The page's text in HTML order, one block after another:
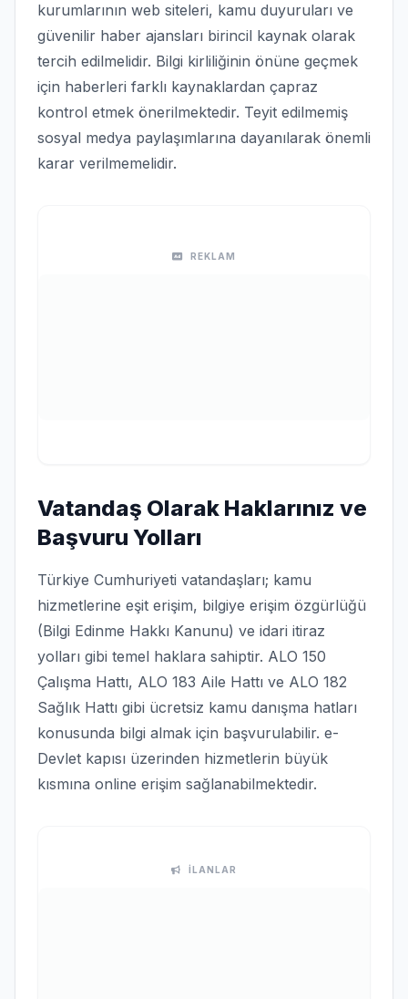
kurumlarının web siteleri, kamu duyuruları ve
güvenilir haber ajansları birincil kaynak olarak
tercih edilmelidir. Bilgi kirliliğinin önüne geçmek
için haberleri farklı kaynaklardan çapraz
kontrol etmek önerilmektedir. Teyit edilmemiş
sosyal medya paylaşımlarına dayanılarak önemli
karar verilmemelidir.
REKLAM
Vatandaş Olarak Haklarınız ve
Başvuru Yolları
Türkiye Cumhuriyeti vatandaşları; kamu
hizmetlerine eşit erişim, bilgiye erişim özgürlüğü
(Bilgi Edinme Hakkı Kanunu) ve idari itiraz
yolları gibi temel haklara sahiptir. ALO 150
Çalışma Hattı, ALO 183 Aile Hattı ve ALO 182
Sağlık Hattı gibi ücretsiz kamu danışma hatları
konusunda bilgi almak için başvurulabilir. e-
Devlet kapısı üzerinden hizmetlerin büyük
kısmına online erişim sağlanabilmektedir.
İLANLAR